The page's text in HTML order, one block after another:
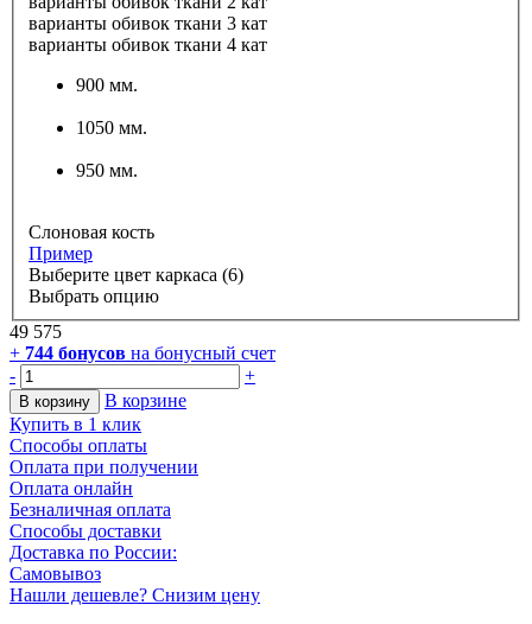
варианты обивок ткани 3 кат
варианты обивок ткани 4 кат
900 мм.
1050 мм.
950 мм.
Слоновая кость
Пример
Выберите цвет каркаса (6)
Выбрать опцию
49 575
+ 744 бонусов на бонусный счет
-
+
В корзину
В корзине
Купить в 1 клик
Способы оплаты
Оплата при получении
Оплата онлайн
Безналичная оплата
Способы доставки
Доставка по России:
Самовывоз
Нашли дешевле? Снизим цену